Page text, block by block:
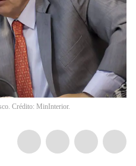
Crédito: MinInterior.